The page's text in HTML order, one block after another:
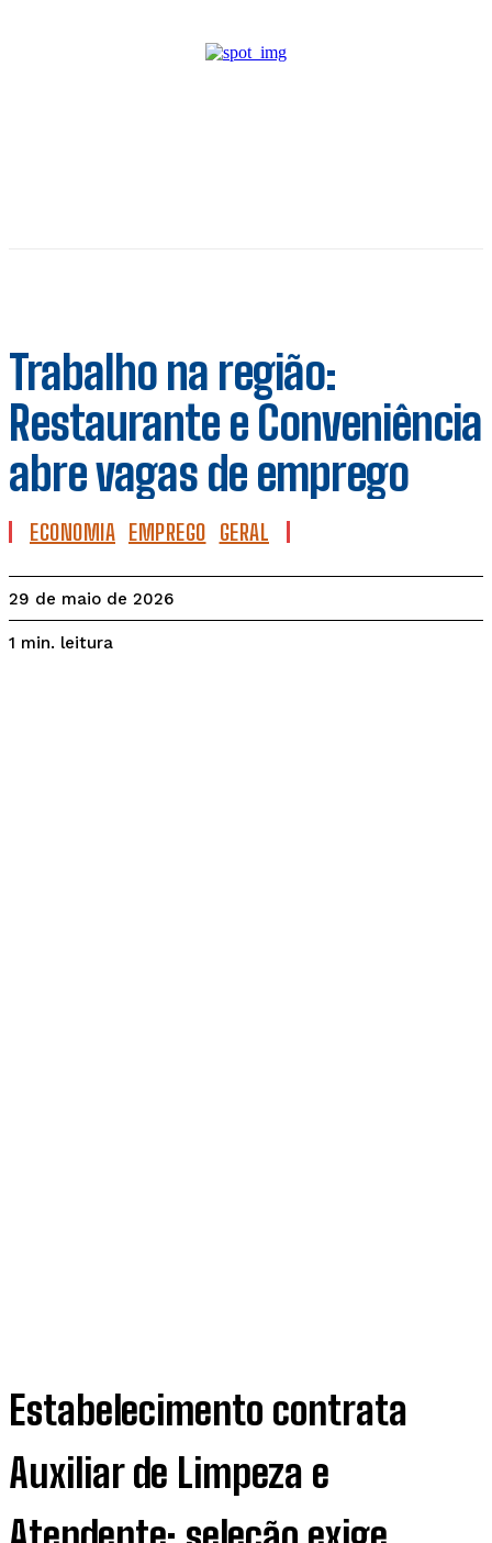
Trabalho na região:
Restaurante e Conveniência
abre vagas de emprego
ECONOMIA EMPREGO GERAL
29 de maio de 2026
1 min. leitura
Estabelecimento contrata
Auxiliar de Limpeza e